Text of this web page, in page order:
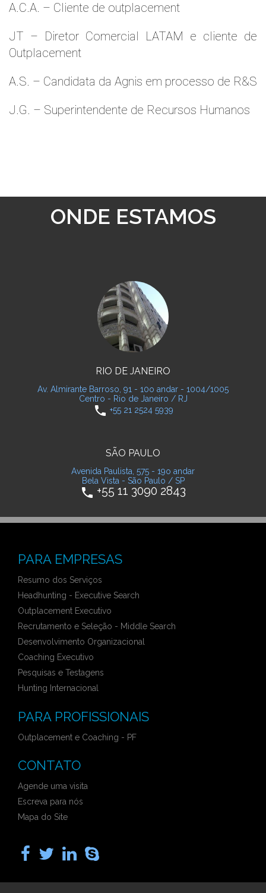
A.C.A. – Cliente de outplacement
JT – Diretor Comercial LATAM e cliente de
Outplacement
A.S. – Candidata da Agnis em processo de R&S
J.G. – Superintendente de Recursos Humanos
ONDE ESTAMOS
RIO DE JANEIRO
Av. Almirante Barroso, 91 - 10o andar - 1004/1005
Centro - Rio de Janeiro / RJ
phone +55 21 2524 5939
SÃO PAULO
Avenida Paulista, 575 - 19o andar
Bela Vista - São Paulo / SP
phone +55 11 3090 2843
PARA EMPRESAS
Resumo dos Serviços
Headhunting - Executive Search
Outplacement Executivo
Recrutamento e Seleção - Middle Search
Desenvolvimento Organizacional
Coaching Executivo
Pesquisas e Testagens
Hunting Internacional
PARA PROFISSIONAIS
Outplacement e Coaching - PF
CONTATO
Agende uma visita
Escreva para nós
Mapa do Site